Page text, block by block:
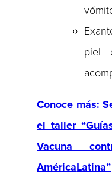
piel
Conoce más:
el taller
Vacuna
AméricaLatina”